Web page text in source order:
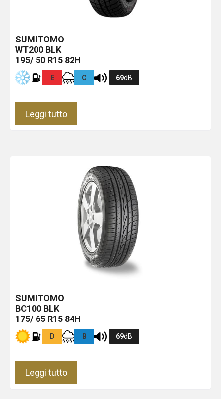
SUMITOMO
WT200 BLK
195/ 50 R15 82H
E C 69dB
Leggi tutto
SUMITOMO
BC100 BLK
175/ 65 R15 84H
D B 69dB
Leggi tutto